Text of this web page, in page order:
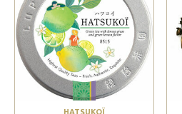
HATSUKOÏ